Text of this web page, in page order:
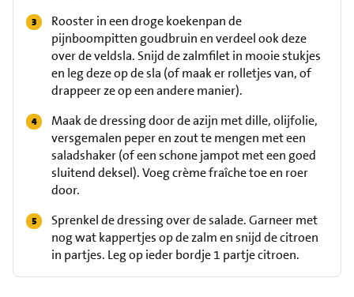
Rooster in een droge koekenpan de
pijnboompitten goudbruin en verdeel ook deze
over de veldsla. Snijd de zalmfilet in mooie stukjes
en leg deze op de sla (of maak er rolletjes van, of
drappeer ze op een andere manier).
Maak de dressing door de azijn met dille, olijfolie,
versgemalen peper en zout te mengen met een
saladshaker (of een schone jampot met een goed
sluitend deksel). Voeg crème fraîche toe en roer
door.
Sprenkel de dressing over de salade. Garneer met
nog wat kappertjes op de zalm en snijd de citroen
in partjes. Leg op ieder bordje 1 partje citroen.